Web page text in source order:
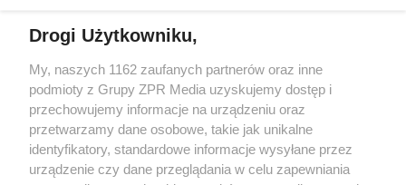
Żaden utwór zamieszczony w serwisie nie może być powielany i
rozpowszechniany lub dalej rozpowszechniany w jakikolwiek sposób (w
tym także elektroniczny lub mechaniczny) na jakimkolwiek polu
eksploatacji w jakiejkolwiek formie, włącznie z umieszczaniem w
Internecie bez pisemnej zgody właściciela praw. Jakiekolwiek użycie lub
wykorzystanie utworów w całości lub w części z naruszeniem prawa,
tzn. bez właściwej zgody, jest zabronione pod groźbą kary i może być
ścigane prawnie.
Drogi Użytkowniku,
My, naszych 1162 zaufanych partnerów oraz inne
podmioty z Grupy ZPR Media uzyskujemy dostęp i
przechowujemy informacje na urządzeniu oraz
przetwarzamy dane osobowe, takie jak unikalne
identyfikatory, standardowe informacje wysyłane przez
urządzenie czy dane przeglądania w celu zapewniania